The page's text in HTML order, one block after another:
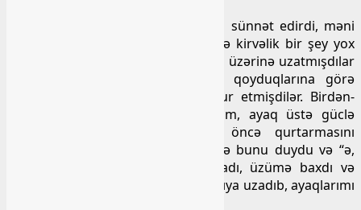
O gün Mahir bir tanışımızın oğlun sünnət edirdi, məni
də, guya kirvə tutmuşdular. Əslində kirvəlik bir şey yox
idi, uşağı evdə “əməliyyat stolu”nun üzərinə uzatmışdılar
və mənim də boynuma kirvəliyi qoyduqlarına görə
uşağın ayağından tutmağa məcbur etmişdilər. Birdən-
birə halımın qarışdığın hiss elədim, ayaq üstə güclə
dururdum, əməliyyatın bir an öncə qurtarmasını
istəyirdim. Sanki doktor “dəllək” də bunu duydu və “ə,
sənə nə oldu” ? deyib, əlini saxladı, üzümə baxdı və
qolumdan tutub məni güclə çarpayıya uzadıb, ayaqlarımı